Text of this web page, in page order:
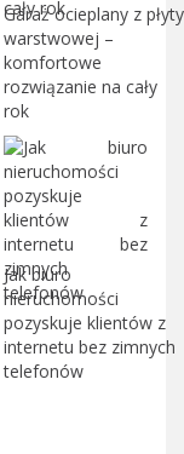
Garaż ocieplany z płyty
warstwowej –
komfortowe
rozwiązanie na cały
rok
Jak biuro
nieruchomości
pozyskuje klientów z
internetu bez zimnych
telefonów